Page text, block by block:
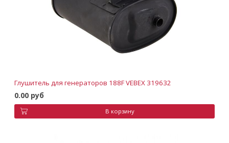
Глушитель для генераторов 188F VEBEX 319632
0.00 руб
В корзину